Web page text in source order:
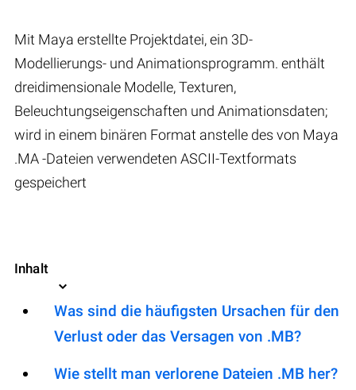
Mit Maya erstellte Projektdatei, ein 3D-
Modellierungs- und Animationsprogramm. enthält
dreidimensionale Modelle, Texturen,
Beleuchtungseigenschaften und Animationsdaten;
wird in einem binären Format anstelle des von Maya
.MA -Dateien verwendeten ASCII-Textformats
gespeichert
Inhalt
Was sind die häufigsten Ursachen für den
Verlust oder das Versagen von .MB?
Wie stellt man verlorene Dateien .MB her?